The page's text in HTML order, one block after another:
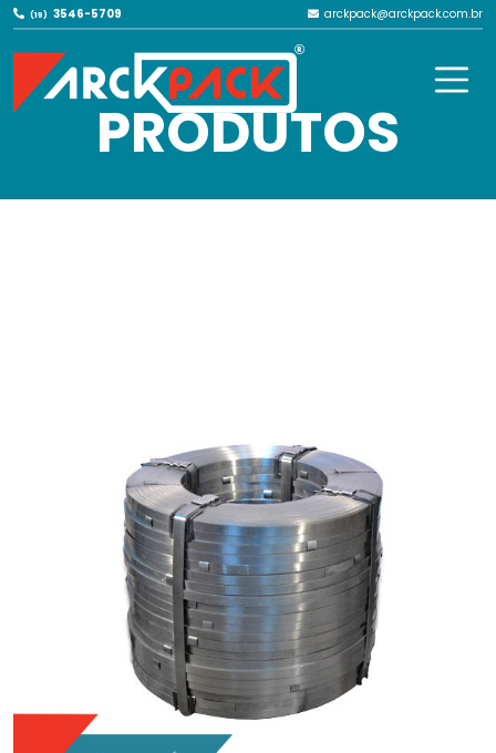
(19) 3546-5709 arckpack@arckpack.com.br
NOSSOS
PRODUTOS